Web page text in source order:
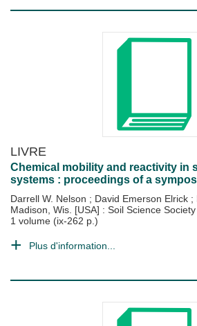
LIVRE
Chemical mobility and reactivity in
systems : proceedings of a
Darrell W. Nelson ; David Emerson Elrick ;
Madison, Wis. [USA] : Soil Science
1 volume (ix-262 p.)
Plus d'information...